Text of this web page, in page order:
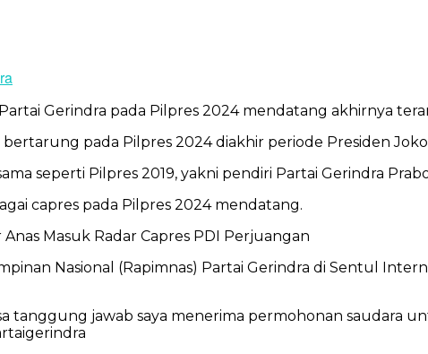
Gerindra pada Pilpres 2024 mendatang akhirnya
pada Pilpres 2024 diakhir periode Presiden
seperti Pilpres 2019, yakni pendiri Partai Gerindra
capres pada Pilpres 2024 mendatang.
Masuk Radar Capres PDI Perjuangan
Nasional (Rapimnas) Partai Gerindra di Sentul
tanggung jawab saya menerima permohonan saudara